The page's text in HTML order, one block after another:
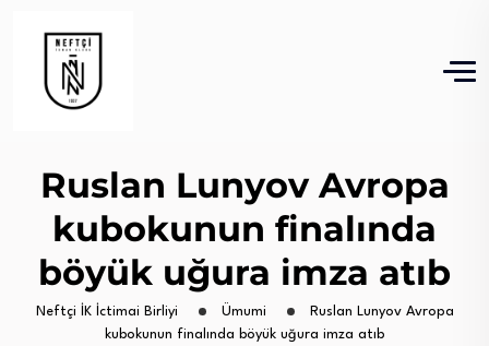
Ruslan Lunyov Avropa
kubokunun finalında
böyük uğura imza atıb
Neftçi İK İctimai Birliyi Ümumi
Ruslan Lunyov Avropa
kubokunun finalında böyük uğura imza atıb